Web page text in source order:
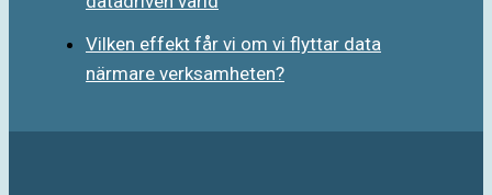
Vilken effekt får vi om vi flyttar data
närmare verksamheten?